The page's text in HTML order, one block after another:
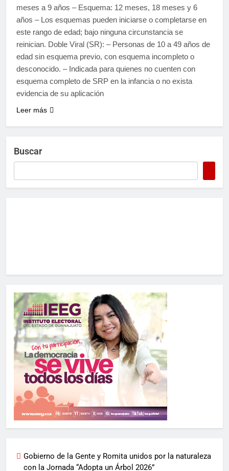
meses a 9 años – Esquema: 12 meses, 18 meses y 6
años – Los esquemas pueden iniciarse o completarse en
este rango de edad; bajo ninguna circunstancia se
reinician. Doble Viral (SR): – Personas de 10 a 49 años de
edad sin esquema previo, con esquema incompleto o
desconocido. – Indicada para quienes no cuenten con
esquema completo de SRP en la infancia o no exista
evidencia de su aplicación
Leer más
Buscar
Gobierno de la Gente y Romita unidos por la naturaleza
con la Jornada “Adopta un Árbol 2026”